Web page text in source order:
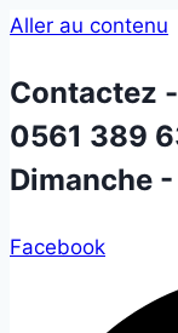
Aller au contenu
Contactez
0561 389
Dimanche
Facebook